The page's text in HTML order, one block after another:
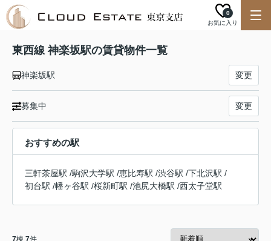
お気に入り
0
東西線 神楽坂駅の賃貸物件一覧
神楽坂駅 変更
募集中 変更
おすすめの駅
三軒茶屋駅 /駒沢大学駅 /恵比寿駅 /渋谷駅 /下北沢駅 /
初台駅 /幡ヶ谷駅 /桜新町駅 /池尻大橋駅 /西太子堂駅
7棟 7件